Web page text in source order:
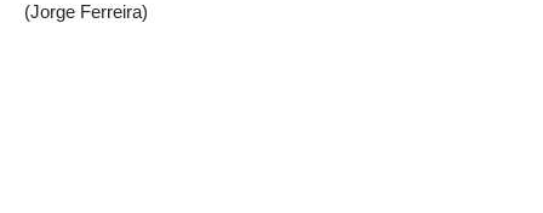
(Jorge Ferreira)